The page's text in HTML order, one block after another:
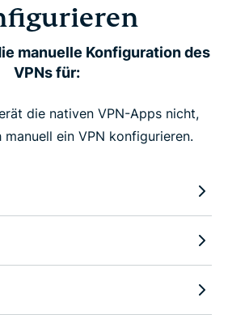
manuelle Konfiguration des
VPNs für:
die nativen VPN-Apps nicht,
manuell ein VPN konfigurieren.